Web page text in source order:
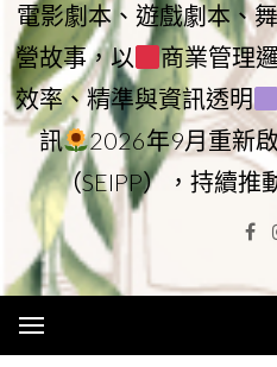
電影劇本、遊戲劇本、
營故事，以
商業管理
效率、精準與資訊透明
訊
2026年9月重新
（SEIPP），持續推